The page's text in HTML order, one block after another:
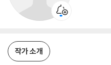
작가 소개